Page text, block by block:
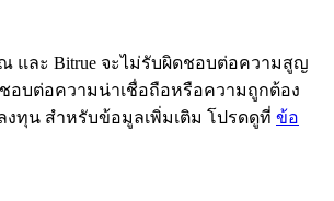
และ Bitrue จะไม่รับผิดชอบต่อความสูญ
อบต่อความน่าเชื่อถือหรือความถูกต้อง
ทุน สำหรับข้อมูลเพิ่มเติม โปรดดูที่ ข้อ